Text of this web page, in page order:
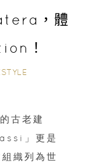
，體
！
古老建
」更是
織列為世